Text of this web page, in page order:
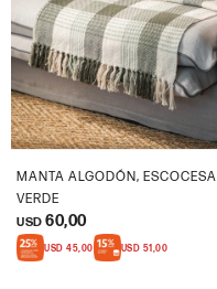
MANTA ALGODÓN, ESCOCESA
VERDE
USD 60,00
USD 45,00 USD 51,00